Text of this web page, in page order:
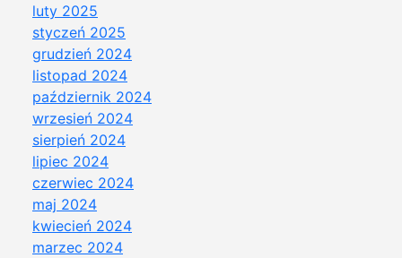
luty 2025
styczeń 2025
grudzień 2024
listopad 2024
październik 2024
wrzesień 2024
sierpień 2024
lipiec 2024
czerwiec 2024
maj 2024
kwiecień 2024
marzec 2024